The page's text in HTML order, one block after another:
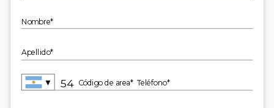
Nombre*
Apellido*
▼ Código de area* Teléfono*